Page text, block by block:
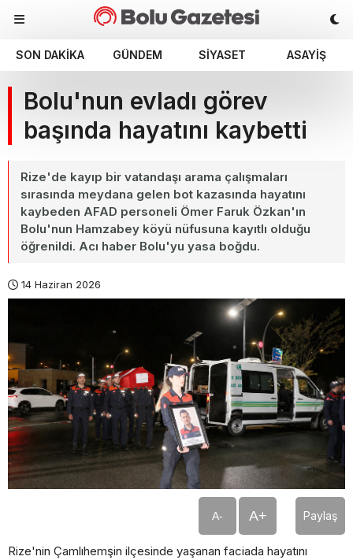
SON DAKIKA GÜNDEM SIYASET ASAYIŞ
Bolu'nun evladı görev
başında hayatını kaybetti
Rize'de kayıp bir vatandaşı arama çalışmaları
sırasında meydana gelen bot kazasında hayatını
kaybeden AFAD personeli Ömer Faruk Özkan'ın
Bolu'nun Hamzabey köyü nüfusuna kayıtlı olduğu
öğrenildi. Acı haber Bolu'yu yasa boğdu.
14 Haziran 2026
A- A+ Paylaş
Rize'nin Çamlıhemşin ilçesinde yaşanan faciada hayatını